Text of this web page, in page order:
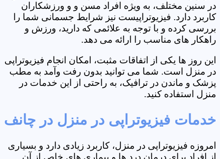
در سنین مختلف، به ویژه افراد مسن و و ورزشکاران
کاربرد دارد. فیزیوتراپیست نیز شرایط جسمانی شما را
بررسی کرده و با توجه به علائمی که دارید، ورزش و
راهکار های مناسب را ارائه می دهد.
این روز ها یکی از اتفاقات مثبت، امکان انجام فیزیوتراپی
در منزل است. شما می توانید بدون رفت وآمد به مطب
پزشک و ماندن در ترافیک، به راحتی از این خدمات در
منزل استفاده کنید.
خدمات فیزیوتراپی در منزل در چانف
امروزه فیزیوتراپی در منزل، کاربرد زیادی دارد و بسیاری
از افراد برای درمان درد ها و بیماری های خاص از آن